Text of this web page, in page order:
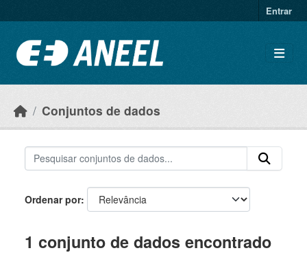
Entrar
Conjuntos de dados
Ordenar por
1 conjunto de dados encontrado